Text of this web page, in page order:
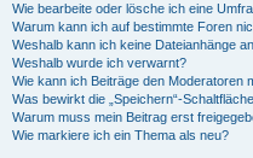
Wie bearbeite oder lösche ich eine
Warum kann ich auf bestimmte Foren
Weshalb kann ich keine Dateianhänge
Weshalb wurde ich verwarnt?
Wie kann ich Beiträge den Moderatoren
Was bewirkt die „Speichern“-
Warum muss mein Beitrag erst
Wie markiere ich ein Thema als neu?